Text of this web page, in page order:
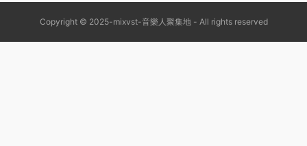
Copyright © 2025-mixvst-音樂人聚集地 - All rights reserved